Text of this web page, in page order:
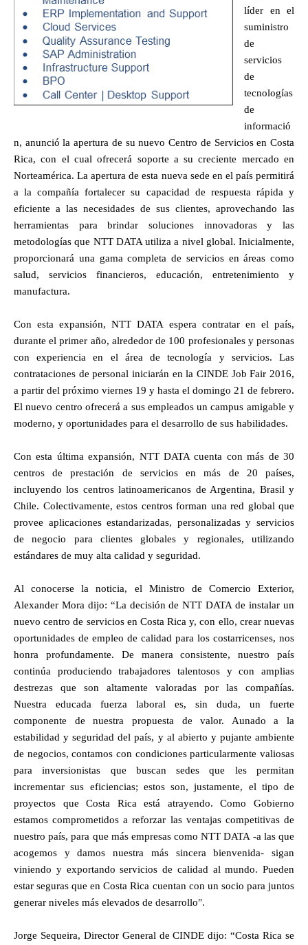
líder en el
suministro
de
servicios
de
tecnologías
de
informació
n, anunció la apertura de su nuevo Centro de Servicios en Costa
Rica, con el cual ofrecerá soporte a su creciente mercado en
Norteamérica. La apertura de esta nueva sede en el país permitirá
a la compañía fortalecer su capacidad de respuesta rápida y
eficiente a las necesidades de sus clientes, aprovechando las
herramientas para brindar soluciones innovadoras y las
metodologías que NTT DATA utiliza a nivel global. Inicialmente,
proporcionará una gama completa de servicios en áreas como
salud, servicios financieros, educación, entretenimiento y
manufactura.
Con esta expansión, NTT DATA espera contratar en el país,
durante el primer año, alrededor de 100 profesionales y personas
con experiencia en el área de tecnología y servicios. Las
contrataciones de personal iniciarán en la CINDE Job Fair 2016,
a partir del próximo viernes 19 y hasta el domingo 21 de febrero.
El nuevo centro ofrecerá a sus empleados un campus amigable y
moderno, y oportunidades para el desarrollo de sus habilidades.
Con esta última expansión, NTT DATA cuenta con más de 30
centros de prestación de servicios en más de 20 países,
incluyendo los centros latinoamericanos de Argentina, Brasil y
Chile. Colectivamente, estos centros forman una red global que
provee aplicaciones estandarizadas, personalizadas y servicios
de negocio para clientes globales y regionales, utilizando
estándares de muy alta calidad y seguridad.
Al conocerse la noticia, el Ministro de Comercio Exterior,
Alexander Mora dijo: “La decisión de NTT DATA de instalar un
nuevo centro de servicios en Costa Rica y, con ello, crear nuevas
oportunidades de empleo de calidad para los costarricenses, nos
honra profundamente. De manera consistente, nuestro país
continúa produciendo trabajadores talentosos y con amplias
destrezas que son altamente valoradas por las compañías.
Nuestra educada fuerza laboral es, sin duda, un fuerte
componente de nuestra propuesta de valor. Aunado a
la
estabilidad y seguridad del país, y al abierto y pujante ambiente
de negocios, contamos con condiciones particularmente valiosas
para inversionistas que buscan sedes que les permitan
incrementar sus eficiencias; estos son, justamente, el tipo de
proyectos que Costa Rica está atrayendo. Como Gobierno
estamos comprometidos a reforzar las ventajas competitivas de
nuestro país, para que más empresas como NTT DATA -a las que
acogemos y damos nuestra más sincera bienvenida- sigan
viniendo y exportando servicios de calidad al mundo. Pueden
estar seguras que en Costa Rica cuentan con un socio para juntos
generar niveles más elevados de desarrollo".
Jorge Sequeira, Director General de CINDE dijo: “Costa Rica se